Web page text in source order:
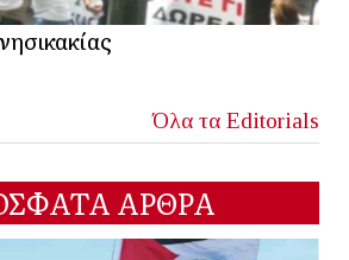
Όλα τα Editorials
ΑΡΘΡΑ